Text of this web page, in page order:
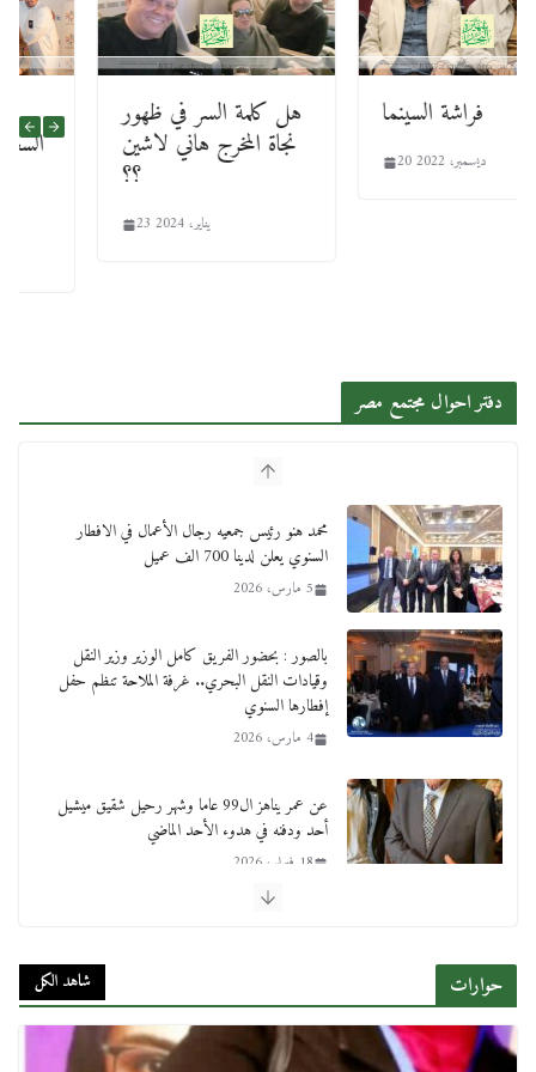
هل كلمة السر في ظهور
نجاة المخرج هاني لاشين
23 يناير، 2024
فراشة السينما
20 ديسمبر، 2022
دفتر احوال مجتمع مصر
محمد هنو رئيس جمعيه رجال الأعمال في الافطار
السنوي يعلن لدينا 700 الف عميل
5 مارس، 2026
بالصور : بحضور الفريق كامل الوزير وزير النقل
وقيادات النقل البحري.. غرفة الملاحة تنظم حفل
إفطارها السنوي
4 مارس، 2026
عن عمر يناهز ال99 عاما وشهر رحيل شقيق ميشيل
أحد ودفنه في هدوء الأحد الماضي
18 فبراير، 2026
لجنة النقل والمواصلات بمجلس النواب ترسم خارطة
حوارات شاهد الكل